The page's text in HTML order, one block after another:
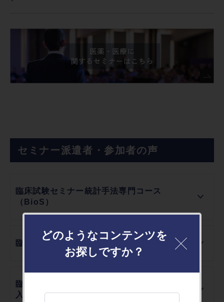
セミナー派遣者・参加者の声
臨床試験セミナー統計手法専門コース
（BioS）
臨床試験セミナー統計手法コース（CT）
臨床試験セミナー 統計手法入門コース（CT
入門）
どのようなコンテンツを
お探しですか？